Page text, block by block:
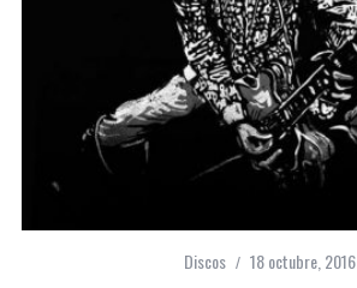
Discos 18 octubre, 2016